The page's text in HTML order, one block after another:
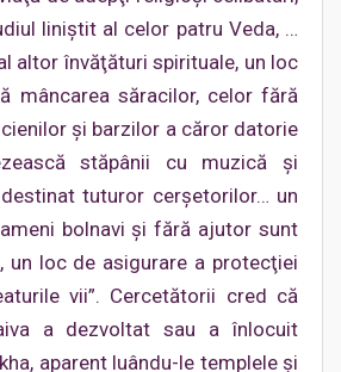
liniştit al celor patru Veda, …
altor învăţături spirituale, un loc
mâncarea săracilor, celor fără
şi barzilor a căror datorie
stăpânii cu muzică şi
tuturor cerşetorilor… un
bolnavi şi fără ajutor sunt
loc de asigurare a protecţiei
vii”. Cercetătorii cred că
a dezvoltat sau a înlocuit
aparent luându-le templele şi